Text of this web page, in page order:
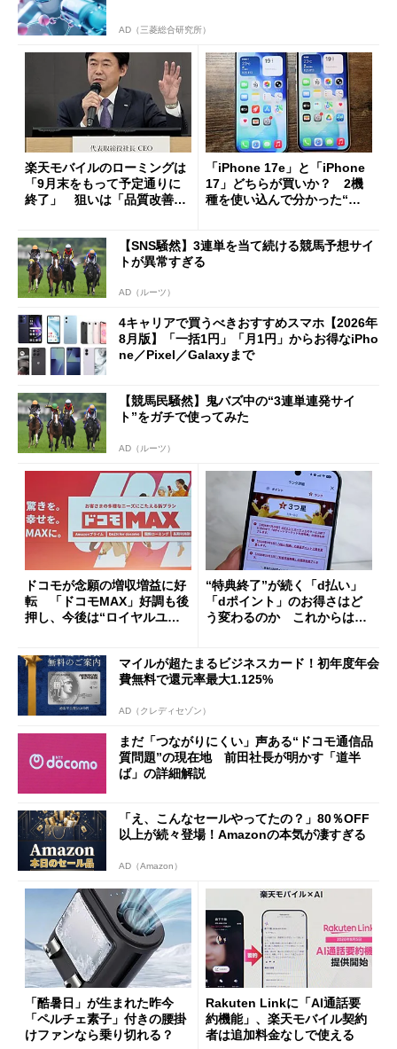
AD（三菱総合研究所）
楽天モバイルのローミングは
「9月末をもって予定通りに
終了」 狙いは「品質改善」
も
「iPhone 17e」と「iPhone
17」どちらが買いか？ 2機
種を使い込んで分かった“ス
【SNS騒然】3連単を当て続ける競馬予想サイ
トが異常すぎる
AD（ルーツ）
4キャリアで買うべきおすすめスマホ【2026年
8月版】「一括1円」「月1円」からお得なiPho
ne／Pixel／Galaxyまで
【競馬民騒然】鬼バズ中の“3連単連発サイ
ト”をガチで使ってみた
AD（ルーツ）
ドコモが念願の増収増益に好
転 「ドコモMAX」好調も後
押し、今後は“ロイヤルユー
“特典終了”が続く「d払い」
「dポイント」のお得さはど
う変わるのか これからは
マイルが超たまるビジネスカード！初年度年会
費無料で還元率最大1.125%
AD（クレディセゾン）
まだ「つながりにくい」声ある“ドコモ通信品
質問題”の現在地 前田社長が明かす「道半
ば」の詳細解説
「え、こんなセールやってたの？」80％OFF
以上が続々登場！Amazonの本気が凄すぎる
AD（Amazon）
「酷暑日」が生まれた昨今
「ペルチェ素子」付きの腰掛
けファンなら乗り切れる？
Rakuten Linkに「AI通話要
約機能」、楽天モバイル契約
者は追加料金なしで使える